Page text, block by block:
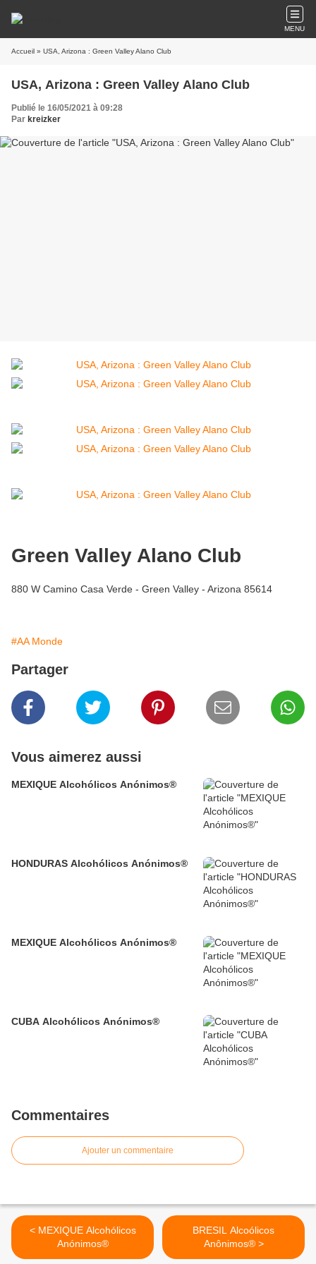
MENU
Accueil » USA, Arizona : Green Valley Alano Club
USA, Arizona : Green Valley Alano Club
Publié le 16/05/2021 à 09:28
Par kreizker
Green Valley Alano Club
880 W Camino Casa Verde - Green Valley - Arizona 85614
#AA Monde
Partager
Vous aimerez aussi
MEXIQUE Alcohólicos Anónimos®
HONDURAS Alcohólicos Anónimos®
MEXIQUE Alcohólicos Anónimos®
CUBA Alcohólicos Anónimos®
Commentaires
Ajouter un commentaire
< MEXIQUE Alcohólicos
Anónimos®
BRESIL Alcoólicos
Anônimos® >